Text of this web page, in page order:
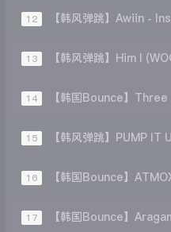
12
13 【韩风弹跳】Him I
14
15 【韩风弹跳】PUMP IT
16 【韩国Bounce】
17